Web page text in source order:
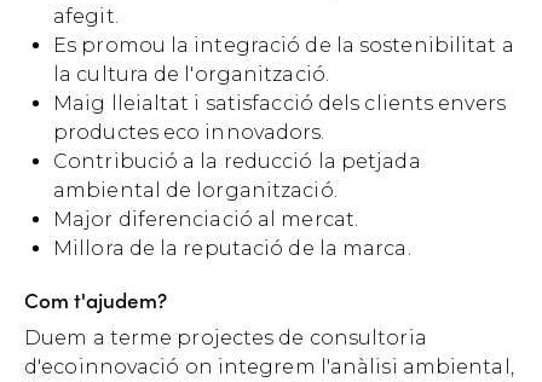
afegit.
Es promou la integració de la sostenibilitat a
la cultura de l'organització.
Maig lleialtat i satisfacció dels clients envers
productes eco innovadors.
Contribució a la reducció la petjada
ambiental de lorganització.
Major diferenciació al mercat.
Millora de la reputació de la marca.
Com t'ajudem?
Duem a terme projectes de consultoria
d'ecoinnovació on integrem l'anàlisi ambiental,